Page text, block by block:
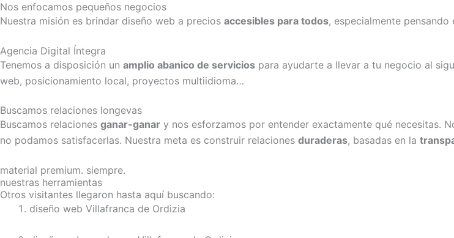
Nos enfocamos pequeños negocios
Nuestra misión es brindar diseño web a precios accesibles para todos, especialmente
Agencia Digital Íntegra
Tenemos a disposición un amplio abanico de servicios para ayudarte a llevar a tu negocio al
web, posicionamiento local, proyectos multiidioma…
Buscamos relaciones longevas
Buscamos relaciones ganar-ganar y nos esforzamos por entender exactamente qué necesitas.
no podamos satisfacerlas. Nuestra meta es construir relaciones duraderas, basadas en la
material premium. siempre.
nuestras herramientas
Otros visitantes llegaron hasta aquí buscando:
diseño web Villafranca de Ordizia